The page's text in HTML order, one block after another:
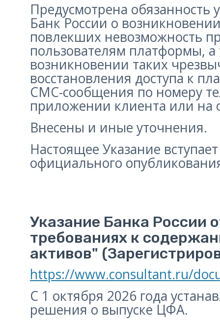
Предусмотрена
Банк России о
повлекших невозможность
пользователям платформы,
возникновении таких
восстановления доступа к
СМС-сообщения по номеру
приложении клиента или на
Внесены и иные уточнения.
Настоящее Указание
официального
Указание Банка России
требованиях к
активов"
https://www.consultant.ru/
С 1 октября 2026 года
решения о выпуске ЦФА.